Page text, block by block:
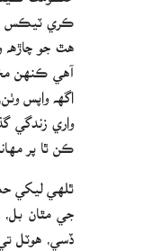
ڪري ٽيڪس
هٿ جو چاڙھ
آهي ڪنهن
اگھه واپس
واري زندگي
ڪن ٿا پر
ٿلهي ليکي
جي مٿان
ڏسي، هوٽل